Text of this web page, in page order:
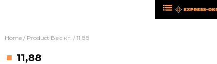
Home / Product Вес кг. / 11,88
11,88